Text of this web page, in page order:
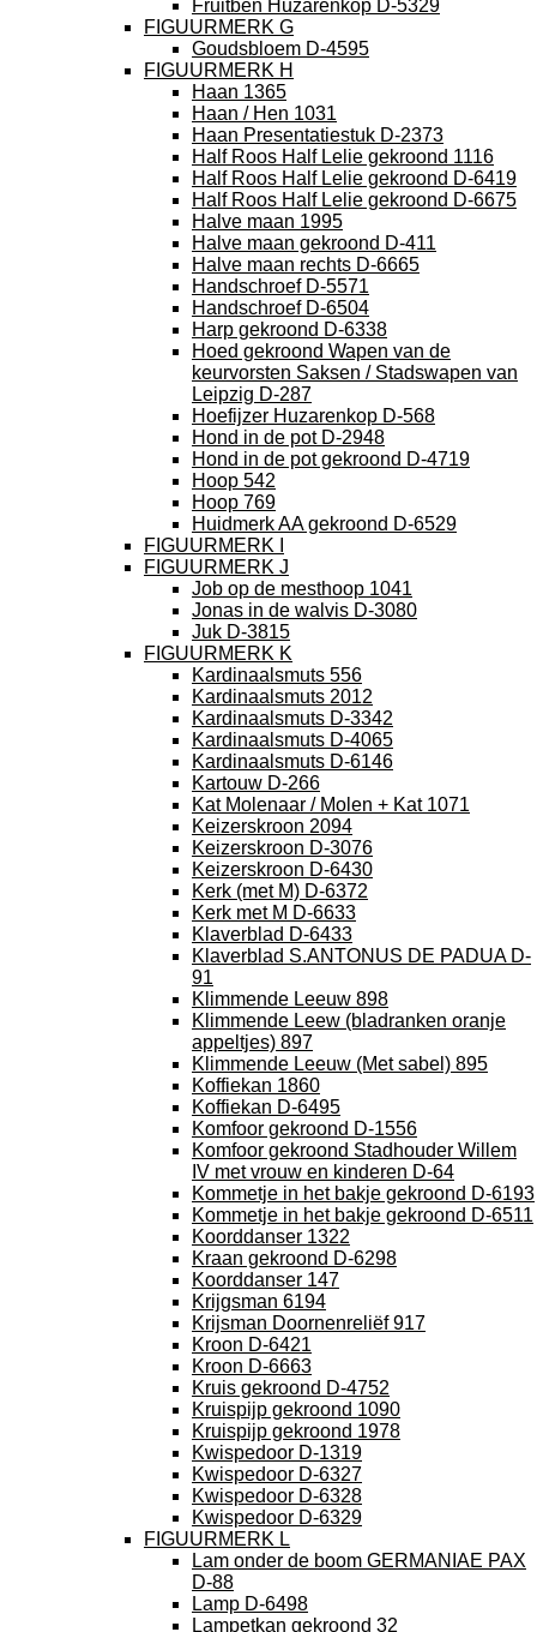
Fruitben Huzarenkop D-5329
FIGUURMERK G
Goudsbloem D-4595
FIGUURMERK H
Haan 1365
Haan / Hen 1031
Haan Presentatiestuk D-2373
Half Roos Half Lelie gekroond 1116
Half Roos Half Lelie gekroond D-6419
Half Roos Half Lelie gekroond D-6675
Halve maan 1995
Halve maan gekroond D-411
Halve maan rechts D-6665
Handschroef D-5571
Handschroef D-6504
Harp gekroond D-6338
Hoed gekroond Wapen van de
keurvorsten Saksen / Stadswapen van
Leipzig D-287
Hoefijzer Huzarenkop D-568
Hond in de pot D-2948
Hond in de pot gekroond D-4719
Hoop 542
Hoop 769
Huidmerk AA gekroond D-6529
FIGUURMERK I
FIGUURMERK J
Job op de mesthoop 1041
Jonas in de walvis D-3080
Juk D-3815
FIGUURMERK K
Kardinaalsmuts 556
Kardinaalsmuts 2012
Kardinaalsmuts D-3342
Kardinaalsmuts D-4065
Kardinaalsmuts D-6146
Kartouw D-266
Kat Molenaar / Molen + Kat 1071
Keizerskroon 2094
Keizerskroon D-3076
Keizerskroon D-6430
Kerk (met M) D-6372
Kerk met M D-6633
Klaverblad D-6433
Klaverblad S.ANTONUS DE PADUA D-
91
Klimmende Leeuw 898
Klimmende Leew (bladranken oranje
appeltjes) 897
Klimmende Leeuw (Met sabel) 895
Koffiekan 1860
Koffiekan D-6495
Komfoor gekroond D-1556
Komfoor gekroond Stadhouder Willem
IV met vrouw en kinderen D-64
Kommetje in het bakje gekroond D-6193
Kommetje in het bakje gekroond D-6511
Koorddanser 1322
Kraan gekroond D-6298
Koorddanser 147
Krijgsman 6194
Krijsman Doornenreliëf 917
Kroon D-6421
Kroon D-6663
Kruis gekroond D-4752
Kruispijp gekroond 1090
Kruispijp gekroond 1978
Kwispedoor D-1319
Kwispedoor D-6327
Kwispedoor D-6328
Kwispedoor D-6329
FIGUURMERK L
Lam onder de boom GERMANIAE PAX
D-88
Lamp D-6498
Lampetkan gekroond 32